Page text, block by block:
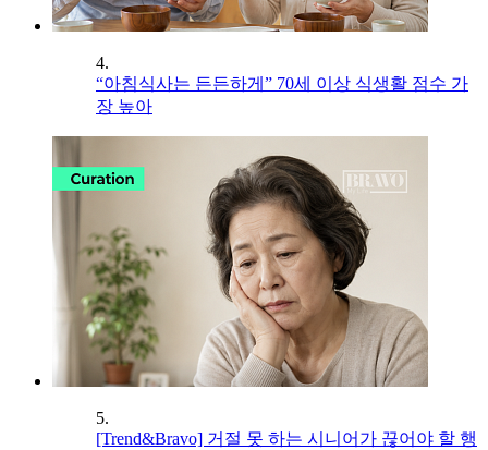
4.
“아침식사는 든든하게” 70세 이상 식생활 점수 가
장 높아
5.
[Trend&Bravo] 거절 못 하는 시니어가 끊어야 할 행